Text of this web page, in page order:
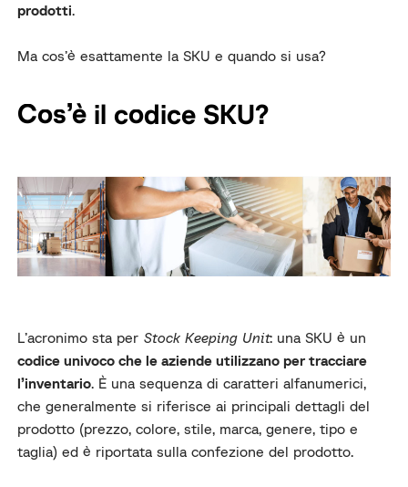
prodotti.
Ma cos’è esattamente la SKU e quando si usa?
Cos’è il codice SKU?
L’acronimo sta per Stock Keeping Unit: una SKU è un
codice univoco che le aziende utilizzano per tracciare
l’inventario. È una sequenza di caratteri alfanumerici,
che generalmente si riferisce ai principali dettagli del
prodotto (prezzo, colore, stile, marca, genere, tipo e
taglia) ed è riportata sulla confezione del prodotto.